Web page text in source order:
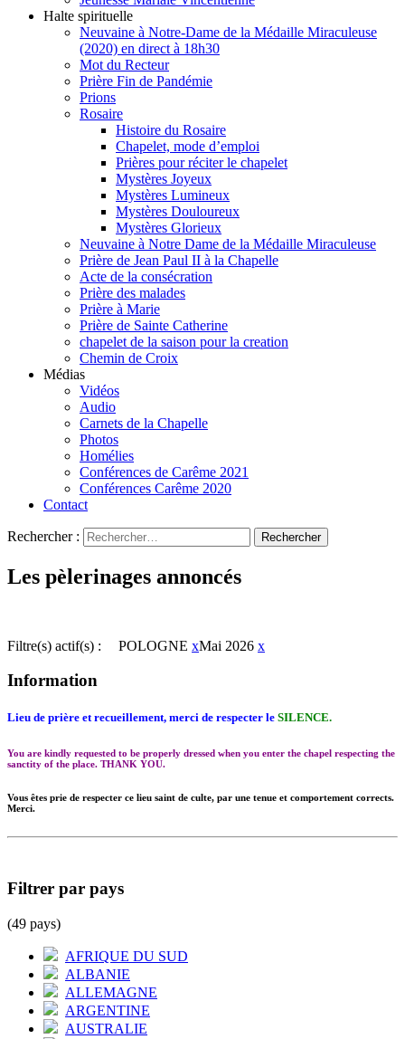
Halte spirituelle
Neuvaine à Notre-Dame de la Médaille Miraculeuse
(2020) en direct à 18h30
Mot du Recteur
Prière Fin de Pandémie
Prions
Rosaire
Histoire du Rosaire
Chapelet, mode d’emploi
Prières pour réciter le chapelet
Mystères Joyeux
Mystères Lumineux
Mystères Douloureux
Mystères Glorieux
Neuvaine à Notre Dame de la Médaille Miraculeuse
Prière de Jean Paul II à la Chapelle
Acte de la consécration
Prière des malades
Prière à Marie
Prière de Sainte Catherine
chapelet de la saison pour la creation
Chemin de Croix
Médias
Vidéos
Audio
Carnets de la Chapelle
Photos
Homélies
Conférences de Carême 2021
Conférences Carême 2020
Contact
Rechercher :
Les pèlerinages annoncés
Filtre(s) actif(s) : POLOGNE xMai 2026 x
Information
Lieu de prière et recueillement, merci de respecter le SILENCE.
You are kindly requested to be properly dressed when you enter the chapel respecting the
sanctity of the place. THANK YOU.
Vous êtes prie de respecter ce lieu saint de culte, par une tenue et comportement corrects.
Merci.
Filtrer par pays
(49 pays)
AFRIQUE DU SUD
ALBANIE
ALLEMAGNE
ARGENTINE
AUSTRALIE